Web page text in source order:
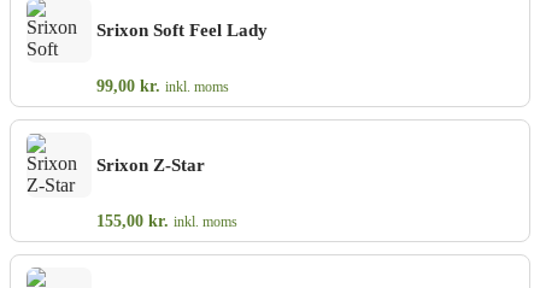
Srixon Soft Feel Lady
99,00 kr. inkl. moms
Srixon Z-Star
155,00 kr. inkl. moms